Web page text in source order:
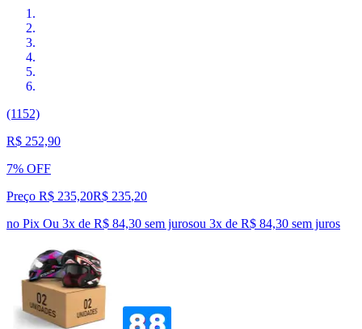
(1152)
R$ 252,90
7% OFF
Preço R$ 235,20R$ 235,20
no Pix Ou 3x de R$ 84,30 sem jurosou 3x de R$ 84,30 sem juros